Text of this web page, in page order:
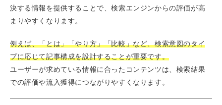
決する情報を提供することで、検索エンジンからの評価が高
まりやすくなります。
例えば、「とは」「やり方」「比較」など、検索意図のタイ
プに応じて記事構成を設計することが重要です。
ユーザーが求めている情報に合ったコンテンツは、検索結果
での評価や流入獲得につながりやすくなります。